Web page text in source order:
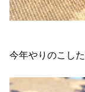
今年やりのこし